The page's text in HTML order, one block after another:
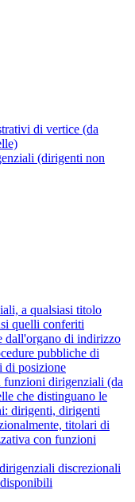
di vertice (da
(dirigenti non
a qualsiasi titolo
quelli conferiti
dall'organo di indirizzo
pubbliche di
di posizione
funzioni dirigenziali (da
che distinguano le
dirigenti, dirigenti
titolari di
con funzioni
discrezionali